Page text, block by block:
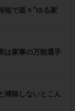
短で楽々“ゆる家
は家事の万能選手
掃除しないとこん